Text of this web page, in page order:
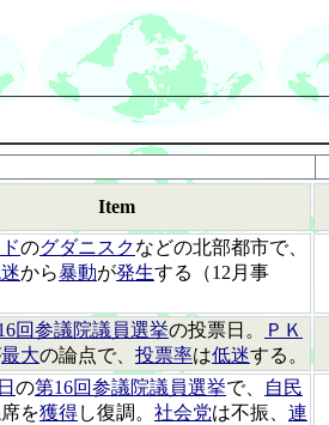
Item
のグダニスクなどの北部都市で、
から暴動が発生する（12月事
回参議院議員選挙の投票日。
ＰＫ
最大の論点で、 投票率は低迷する。
の第16回参議院議員選挙で、
自民
を獲得し復調。 社会党は不振、 連